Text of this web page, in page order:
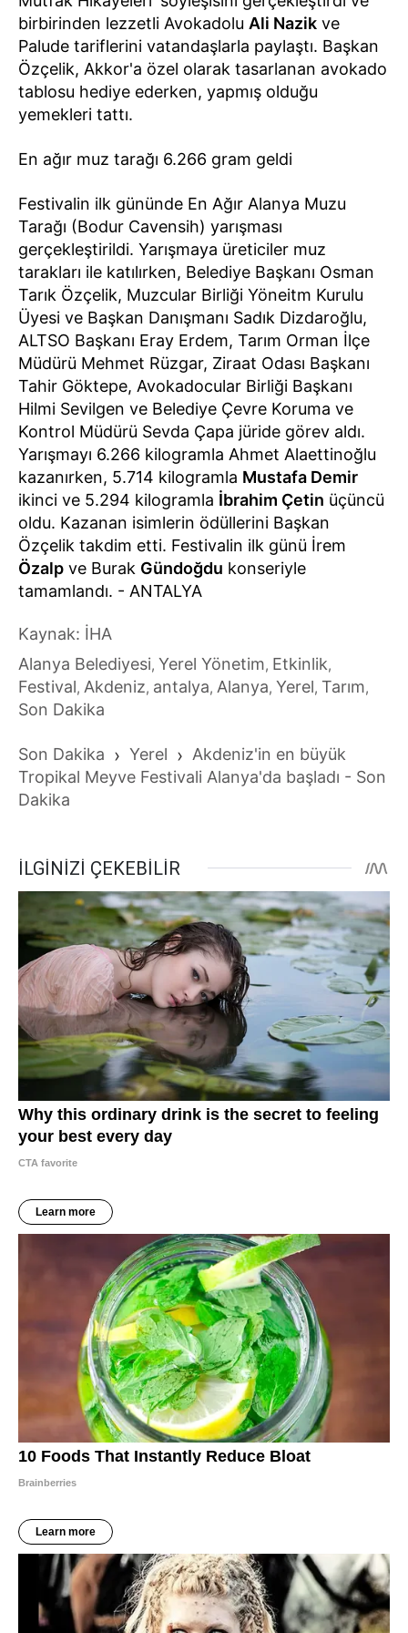
birbirinden lezzetli Avokadolu Ali Nazik ve
Palude tariflerini vatandaşlarla paylaştı. Başkan
Özçelik, Akkor'a özel olarak tasarlanan avokado
tablosu hediye ederken, yapmış olduğu
yemekleri tattı.
En ağır muz tarağı 6.266 gram geldi
Festivalin ilk gününde En Ağır Alanya Muzu
Tarağı (Bodur Cavensih) yarışması
gerçekleştirildi. Yarışmaya üreticiler muz
tarakları ile katılırken, Belediye Başkanı Osman
Tarık Özçelik, Muzcular Birliği Yöneitm Kurulu
Üyesi ve Başkan Danışmanı Sadık Dizdaroğlu,
ALTSO Başkanı Eray Erdem, Tarım Orman İlçe
Müdürü Mehmet Rüzgar, Ziraat Odası Başkanı
Tahir Göktepe, Avokadocular Birliği Başkanı
Hilmi Sevilgen ve Belediye Çevre Koruma ve
Kontrol Müdürü Sevda Çapa jüride görev aldı.
Yarışmayı 6.266 kilogramla Ahmet Alaettinoğlu
kazanırken, 5.714 kilogramla Mustafa Demir
ikinci ve 5.294 kilogramla İbrahim Çetin üçüncü
oldu. Kazanan isimlerin ödüllerini Başkan
Özçelik takdim etti. Festivalin ilk günü İrem
Özalp ve Burak Gündoğdu konseriyle
tamamlandı. - ANTALYA
Kaynak: İHA
Alanya Belediyesi, Yerel Yönetim, Etkinlik,
Festival, Akdeniz, antalya, Alanya, Yerel, Tarım,
Son Dakika
Son Dakika › Yerel › Akdeniz'in en büyük
Tropikal Meyve Festivali Alanya'da başladı - Son
Dakika